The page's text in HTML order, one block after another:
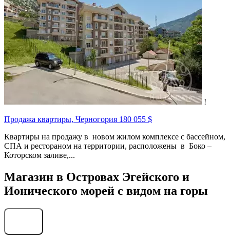
!
Продажа квартиры, Черногория 180 055 $
Квартиры на продажу в новом жилом комплексе с бассейном,
СПА и рестораном на территории, расположены в Боко –
Которском заливе,...
Магазин в Островах Эгейского и
Ионического морей с видом на горы